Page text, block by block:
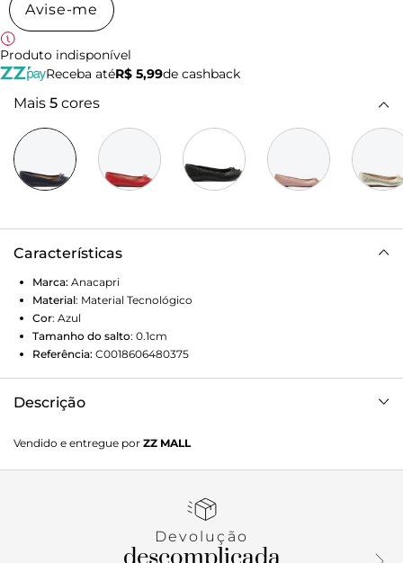
Avise-me
Produto indisponível
Receba atéR$ 5,99de cashback
Mais 5 cores
Características
Marca: Anacapri
Material: Material Tecnológico
Cor: Azul
Tamanho do salto: 0.1cm
Referência: C0018606480375
Descrição
acabamento em matelassê e detalhe em tope é mega fofo
para acompanhar nossos looks mais quentinhos e
Vendido e entregue por ZZ MALL
Devolução